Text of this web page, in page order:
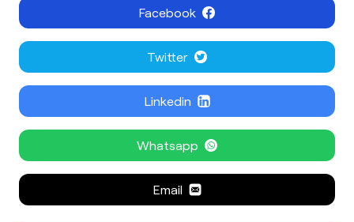
Facebook
Twitter
Linkedin
Whatsapp
Email